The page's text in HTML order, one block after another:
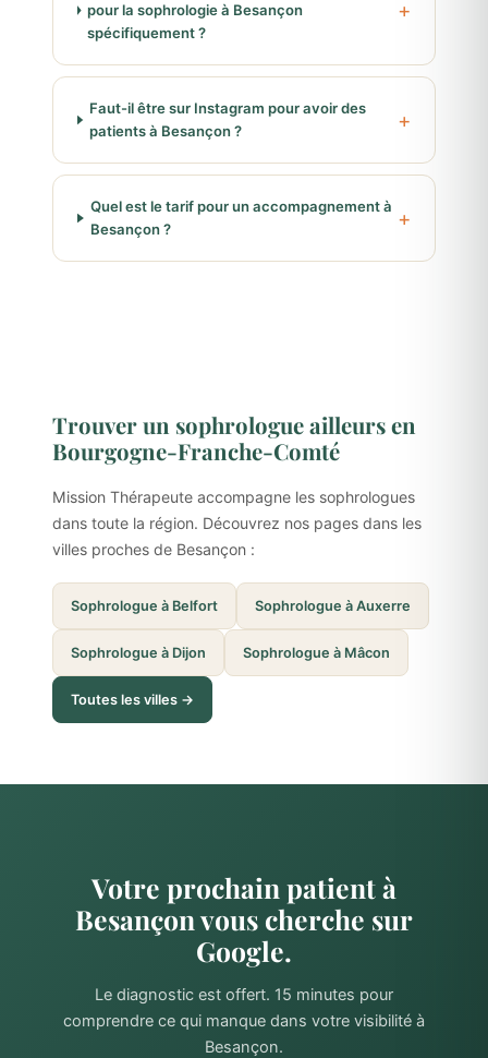
pour la sophrologie à Besançon
spécifiquement ?
Faut-il être sur Instagram pour avoir des
patients à Besançon ?
Quel est le tarif pour un accompagnement à
Besançon ?
Trouver un sophrologue ailleurs en
Bourgogne-Franche-Comté
Mission Thérapeute accompagne les sophrologues
dans toute la région. Découvrez nos pages dans les
villes proches de Besançon :
Sophrologue à Belfort Sophrologue à Auxerre
Sophrologue à Dijon Sophrologue à Mâcon
Toutes les villes →
Votre prochain patient à
Besançon vous cherche sur
Google.
Le diagnostic est offert. 15 minutes pour
comprendre ce qui manque dans votre visibilité à
Besançon.